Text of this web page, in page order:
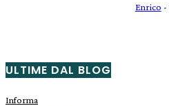
Enrico -
ULTIME DAL BLOG
Informa